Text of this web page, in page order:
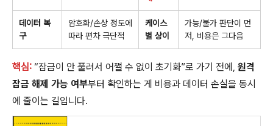
데이터 복
구
암호화/손상 정도에
따라 편차 극단적
케이스
별 상이
가능/불가 판단이 먼
저, 비용은 그다음
핵심: “잠금이 안 풀려서 어쩔 수 없이 초기화”로 가기 전에, 원격
잠금 해제 가능 여부부터 확인하는 게 비용과 데이터 손실을 동시
에 줄이는 길입니다.